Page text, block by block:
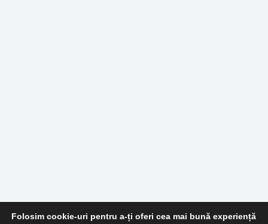
Folosim cookie-uri pentru a-ți oferi cea mai bună experiență